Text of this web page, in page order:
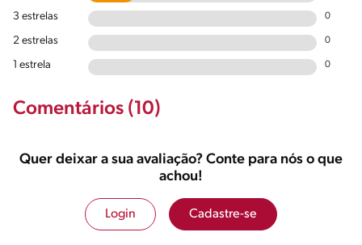
3 estrelas 0
2 estrelas 0
1 estrela 0
Comentários (10)
Quer deixar a sua avaliação? Conte para nós o que
achou!
Login Cadastre-se